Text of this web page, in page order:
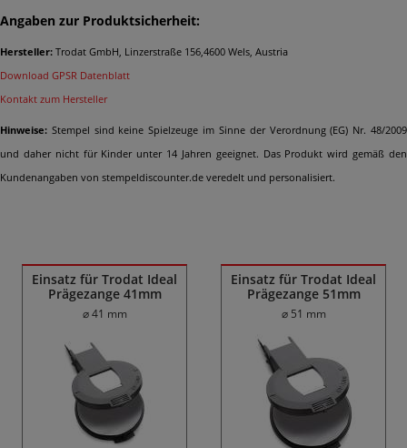
Angaben zur Produktsicherheit:
Hersteller: Trodat GmbH, Linzerstraße 156,4600 Wels, Austria
Download GPSR Datenblatt
Kontakt zum Hersteller
Hinweise: Stempel sind keine Spielzeuge im Sinne der Verordnung (EG) Nr. 48/2009
und daher nicht für Kinder unter 14 Jahren geeignet. Das Produkt wird gemäß den
Kundenangaben von stempeldiscounter.de veredelt und personalisiert.
Einsatz für Trodat Ideal
Prägezange 41mm
⌀ 41 mm
Einsatz für Trodat Ideal
Prägezange 51mm
⌀ 51 mm